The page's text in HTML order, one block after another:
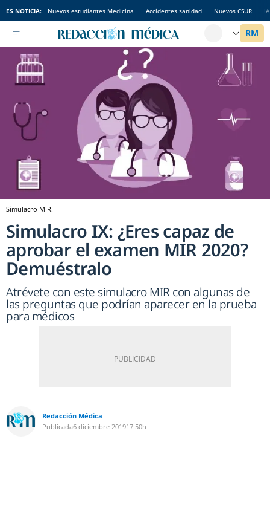
ES NOTICIA: Nuevos estudiantes Medicina Accidentes sanidad Nuevos CSUR
Simulacro MIR.
Simulacro IX: ¿Eres capaz de
aprobar el examen MIR 2020?
Demuéstralo
Atrévete con este simulacro MIR con algunas de
las preguntas que podrían aparecer en la prueba
para médicos
Redacción Médica
Publicada6 diciembre 201917:50h